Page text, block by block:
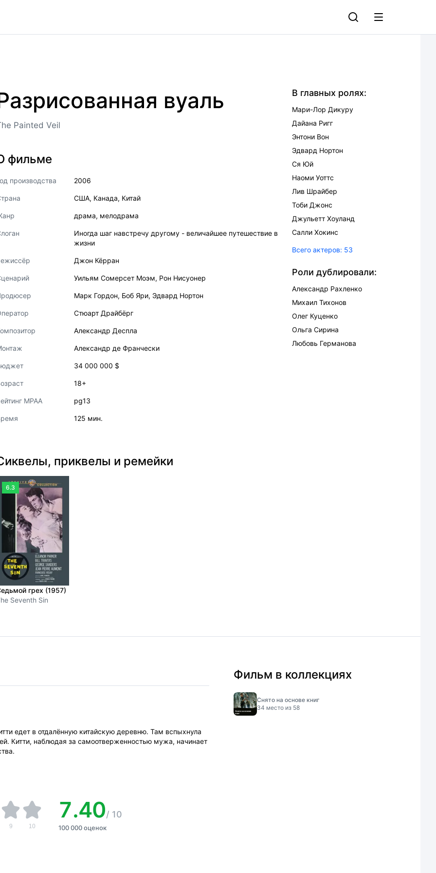
вуаль
Painted Veil
фильме
производства 2006
США, Канада, Китай
драма, мелодрама
Иногда шаг навстречу другому - величайшее путешествие в
жизни
Джон Кёрран
Уильям Сомерсет Моэм, Рон Нисуонер
Марк Гордон, Боб Яри, Эдвард Нортон
Стюарт Драйбёрг
Александр Деспла
Александр де Франчески
34 000 000 $
18+
MPAA pg13
125 мин.
В главных ролях:
Мари-Лор Дикуру
Дайана Ригг
Энтони Вон
Эдвард Нортон
Ся Юй
Наоми Уоттс
Лив Шрайбер
Тоби Джонс
Джульетт Хоуланд
Салли Хокинс
Всего актеров: 53
Роли дублировали:
Александр Рахленко
Михаил Тихонов
Олег Куценко
Ольга Сирина
Любовь Германова
приквелы и ремейки
6.3
грех (1957)
Seventh Sin
едет в отдалённую китайскую деревню. Там вспыхнула
Китти, наблюдая за самоотверженностью мужа, начинает
9 10
7.40/ 10
100 000 оценок
Фильм в коллекциях
Снято на основе книг
34 место из 58